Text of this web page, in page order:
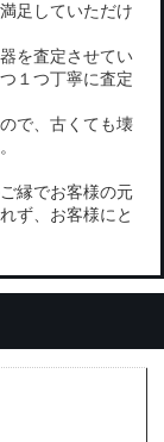
足していただけ
を査定させてい
１つ丁寧に査定
で、古くても壊
縁でお客様の元
ず、お客様にと